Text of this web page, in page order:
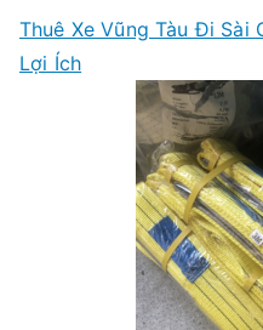
Thuê Xe Vũng Tàu Đi Sài
Lợi Ích